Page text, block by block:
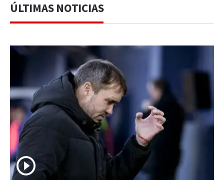
ÚLTIMAS NOTICIAS